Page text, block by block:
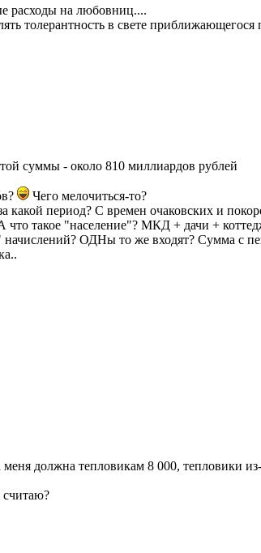
расходы на любовниц....
толерантность в свете приближающегося
суммы - около 810 миллиардов рублей
Чего мелочиться-то?
какой период? С времен очаковских и
что такое "население"? МКД + дачи +
ОДНы то же входят? Сумма с
должна тепловикам 8 000, тепловики
считаю?